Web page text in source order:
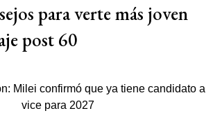
para verte más joven
post 60